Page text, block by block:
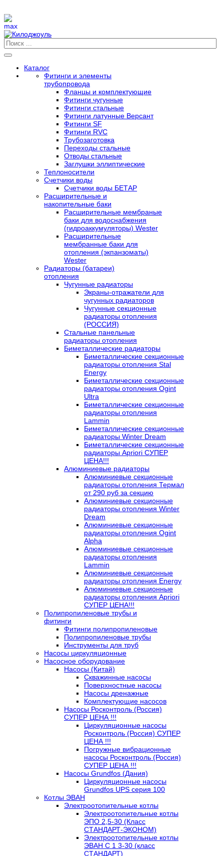
Каталог
Фитинги и элементы
трубопровода
Фланцы и комплектующие
Фитинги чугунные
Фитинги стальные
Фитинги латунные Версант
Фитинги SF
Фитинги RVC
Трубозаготовка
Переходы стальные
Отводы стальные
Заглушки эллиптические
Теплоносители
Счетчики воды
Счетчики воды БЕТАР
Расширительные и
накопительные баки
Расширительные мембраные
баки для водоснабжения
(гидроаккумуляторы) Wester
Расширительные
мембранные баки для
отопления (экпанзоматы)
Wester
Радиаторы (батареи)
отопления
Чугунные радиаторы
Экраны-отражатели для
чугунных радиаторов
Чугунные секционные
радиаторы отопления
(РОССИЯ)
Стальные панельные
радиаторы отопления
Биметаллические радиаторы
Биметаллические секционные
радиаторы отопления Stal
Energy
Биметаллические секционные
радиаторы отопления Ogint
Ultra
Биметаллические секционные
радиаторы отопления
Lammin
Биметаллические секционные
радиаторы Winter Dream
Биметаллические секционные
радиаторы Apriori СУПЕР
ЦЕНА!!!
Алюминиевые радиаторы
Алюминиевые секционные
радиаторы отопления Термал
от 290 руб за секцию
Алюминиевые секционные
радиаторы отопления Winter
Dream
Алюминиевые секционные
радиаторы отопления Ogint
Alpha
Алюминиевые секционные
радиаторы отопления
Lammin
Алюминиевые секционные
радиаторы отопления Energy
Алюминиевые секционные
радиаторы отопления Apriori
СУПЕР ЦЕНА!!!
Полипропиленовые трубы и
фитинги
Фитинги полипропиленовые
Полипропиленовые трубы
Инструменты для труб
Насосы циркуляционные
Насосное оборудование
Насосы (Китай)
Скважинные насосы
Поверхностные насосы
Насосы дренажные
Комплектующие насосов
Насосы Росконтроль (Россия)
СУПЕР ЦЕНА !!!
Циркуляционные насосы
Росконтроль (Россия) СУПЕР
ЦЕНА !!!
Погружные вибрационные
насосы Росконтроль (Россия)
СУПЕР ЦЕНА !!!
Насосы Grundfos (Дания)
Циркуляционные насосы
Grundfos UPS серия 100
Котлы ЭВАН
Электроотопительные котлы
Электроотопительные котлы
ЭПО 2,5-30 (Класс
СТАНДАРТ-ЭКОНОМ)
Электроотопительные котлы
ЭВАН С 1 3-30 (класс
СТАНДАРТ)